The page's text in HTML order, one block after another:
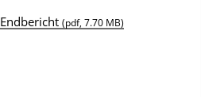
Endbericht (pdf, 7.70 MB)